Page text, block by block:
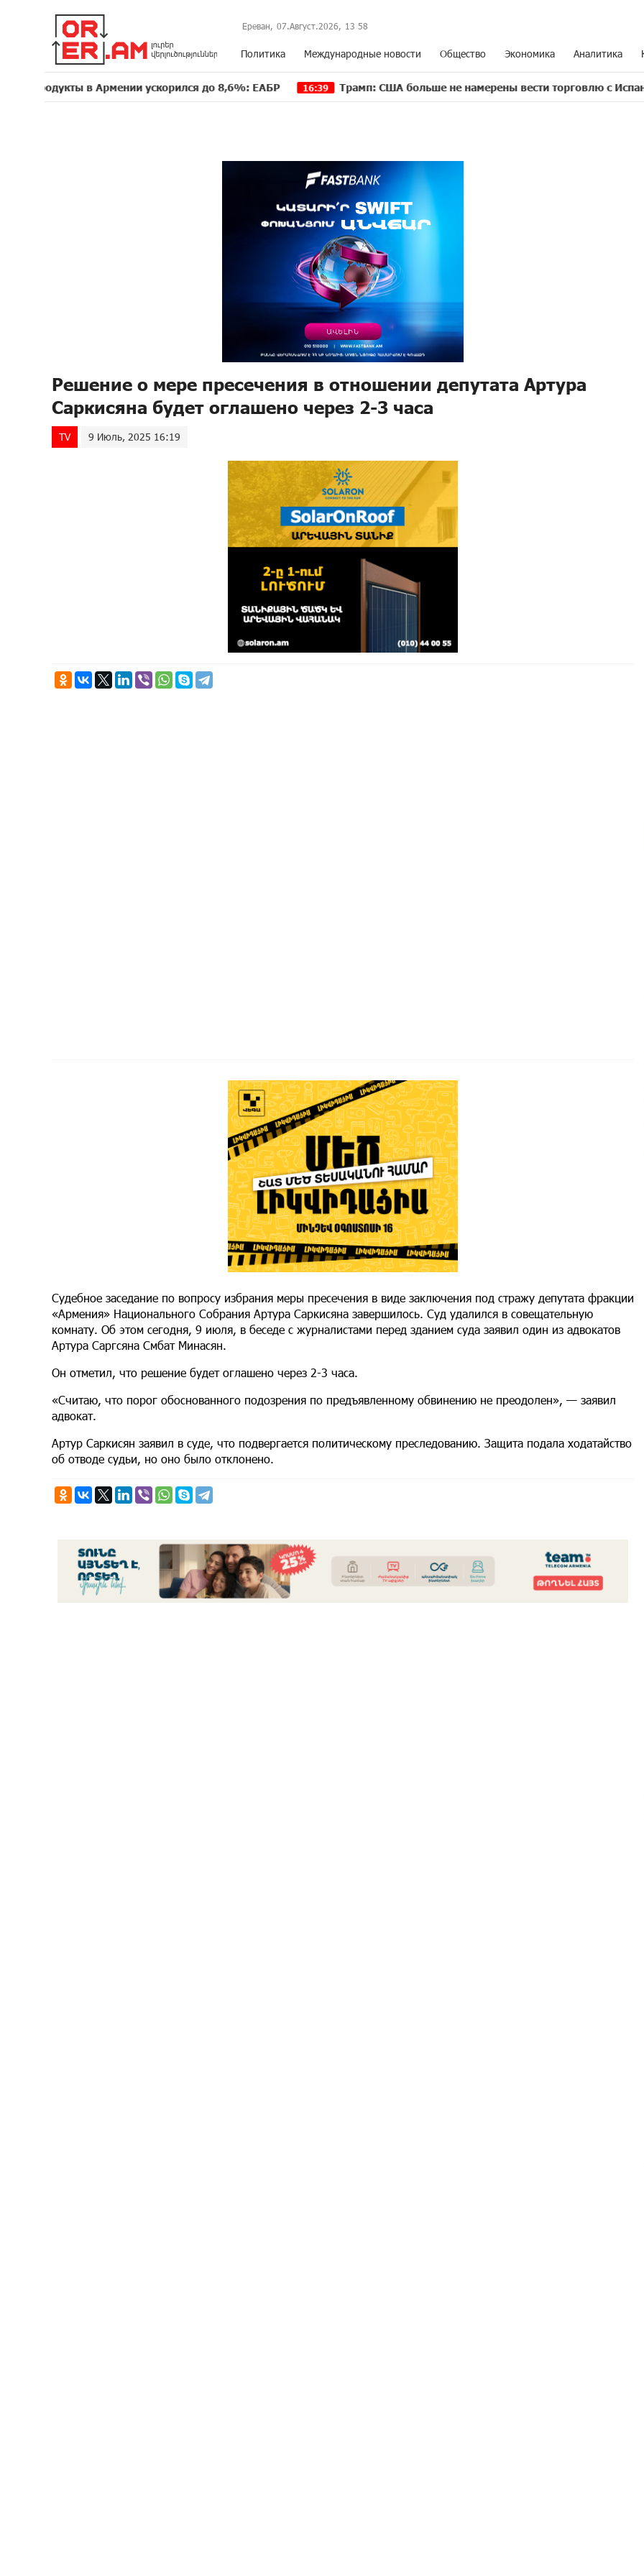
Ереван, 07.Август.2026, 13 58
Политика Международные новости Общество Экономика Аналитика
в Армении ускорился до 8,6%: ЕАБР 16:39 Трамп: США больше не намерены вести торговлю с Испанией
Решение о мере пресечения в отношении депутата Артура
Саркисяна будет оглашено через 2-3 часа
TV 9 Июль, 2025 16:19
Судебное заседание по вопросу избрания меры пресечения в виде заключения под стражу депутата фракции
«Армения» Национального Собрания Артура Саркисяна завершилось. Суд удалился в совещательную
комнату. Об этом сегодня, 9 июля, в беседе с журналистами перед зданием суда заявил один из адвокатов
Артура Саргсяна Смбат Минасян.
Он отметил, что решение будет оглашено через 2-3 часа.
«Считаю, что порог обоснованного подозрения по предъявленному обвинению не преодолен», — заявил
адвокат.
Артур Саркисян заявил в суде, что подвергается политическому преследованию. Защита подала ходатайство
об отводе судьи, но оно было отклонено.